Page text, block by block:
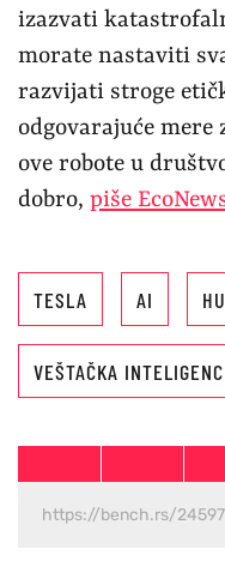
izazvati
morate nastaviti
razvijati stroge
odgovarajuće
ove robote u
dobro, piše
TESLA AI
VEŠTAČKA